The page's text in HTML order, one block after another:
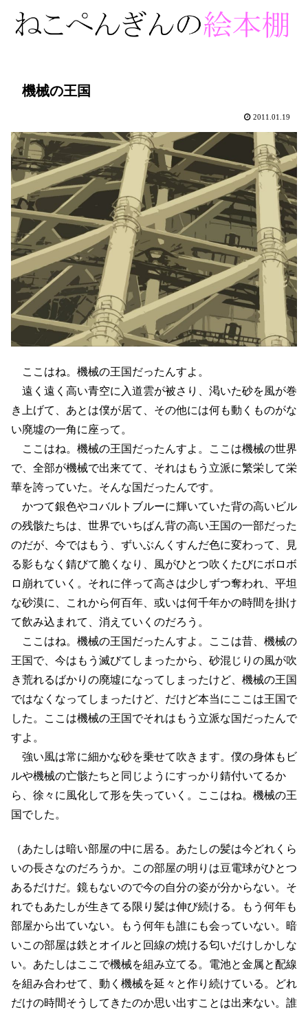
機械の王国
2011.01.19
ここはね。機械の王国だったんすよ。
遠く遠く高い青空に入道雲が被さり、渇いた砂を風が巻
き上げて、あとは僕が居て、その他には何も動くものがな
い廃墟の一角に座って。
ここはね。機械の王国だったんすよ。ここは機械の世界
で、全部が機械で出来てて、それはもう立派に繁栄して栄
華を誇っていた。そんな国だったんです。
かつて銀色やコバルトブルーに輝いていた背の高いビル
の残骸たちは、世界でいちばん背の高い王国の一部だった
のだが、今ではもう、ずいぶんくすんだ色に変わって、見
る影もなく錆びて脆くなり、風がひとつ吹くたびにボロボ
ロ崩れていく。それに伴って高さは少しずつ奪われ、平坦
な砂漠に、これから何百年、或いは何千年かの時間を掛け
て飲み込まれて、消えていくのだろう。
ここはね。機械の王国だったんすよ。ここは昔、機械の
王国で、今はもう滅びてしまったから、砂混じりの風が吹
き荒れるばかりの廃墟になってしまったけど、機械の王国
ではなくなってしまったけど、だけど本当にここは王国で
した。ここは機械の王国でそれはもう立派な国だったんで
すよ。
強い風は常に細かな砂を乗せて吹きます。僕の身体もビ
ルや機械の亡骸たちと同じようにすっかり錆付いてるか
ら、徐々に風化して形を失っていく。ここはね。機械の王
国でした。
（あたしは暗い部屋の中に居る。あたしの髪は今どれくら
いの長さなのだろうか。この部屋の明りは豆電球がひとつ
あるだけだ。鏡もないので今の自分の姿が分からない。そ
れでもあたしが生きてる限り髪は伸び続ける。もう何年も
部屋から出ていない。もう何年も誰にも会っていない。暗
いこの部屋は鉄とオイルと回線の焼ける匂いだけしかしな
い。あたしはここで機械を組み立てる。電池と金属と配線
を組み合わせて、動く機械を延々と作り続けている。どれ
だけの時間そうしてきたのか思い出すことは出来ない。誰